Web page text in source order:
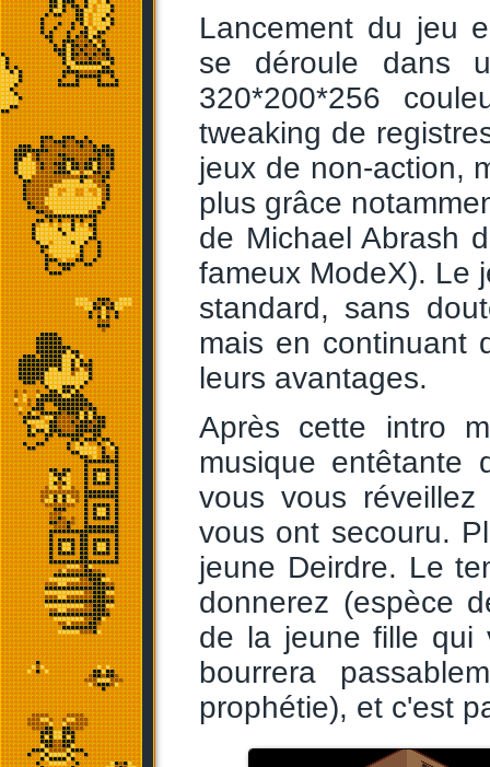
Lancement du jeu
se déroule dans
320*200*256
tweaking de
jeux de non-action,
plus grâce
de Michael Abrash
fameux ModeX). Le
standard, sans
mais en continuant
leurs avantages.
Après cette intro
musique entêtante
vous vous
vous ont secouru.
jeune Deirdre. Le
donnerez (espèce
de la jeune fille qui
bourrera
prophétie), et c'est